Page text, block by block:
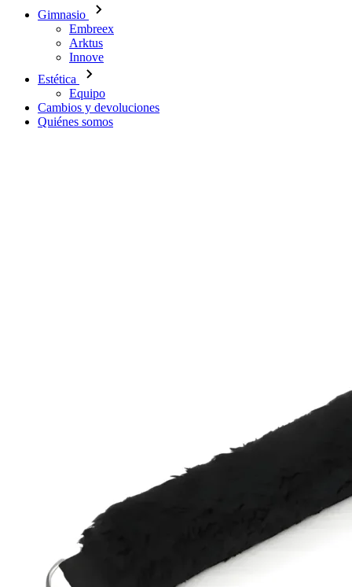
Gimnasio
Embreex
Arktus
Innove
Estética
Equipo
Cambios y devoluciones
Quiénes somos